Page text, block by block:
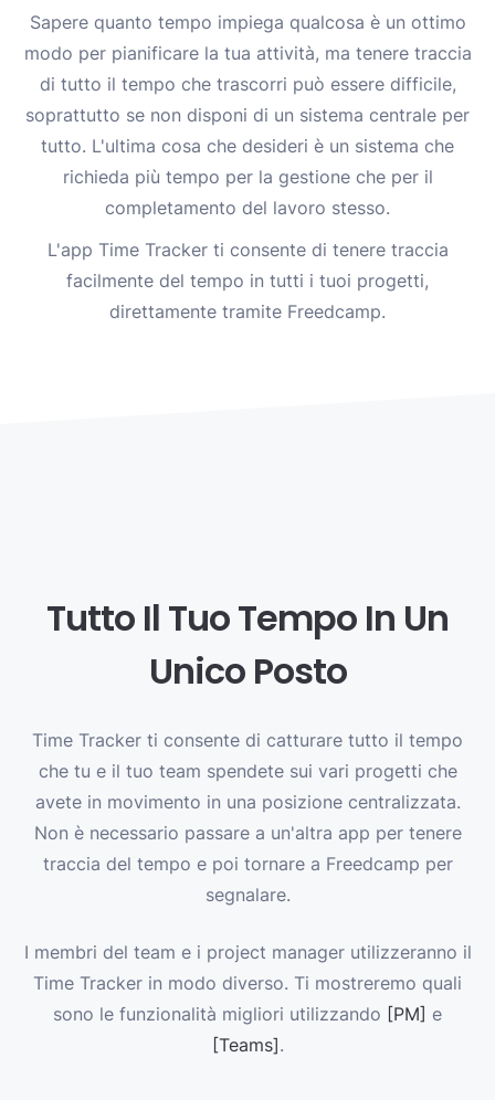
Sapere quanto tempo impiega qualcosa è un ottimo
modo per pianificare la tua attività, ma tenere traccia
di tutto il tempo che trascorri può essere difficile,
soprattutto se non disponi di un sistema centrale per
tutto. L'ultima cosa che desideri è un sistema che
richieda più tempo per la gestione che per il
completamento del lavoro stesso.
L'app Time Tracker ti consente di tenere traccia
facilmente del tempo in tutti i tuoi progetti,
direttamente tramite Freedcamp.
Tutto Il Tuo Tempo In Un
Unico Posto
Time Tracker ti consente di catturare tutto il tempo
che tu e il tuo team spendete sui vari progetti che
avete in movimento in una posizione centralizzata.
Non è necessario passare a un'altra app per tenere
traccia del tempo e poi tornare a Freedcamp per
segnalare.
I membri del team e i project manager utilizzeranno il
Time Tracker in modo diverso. Ti mostreremo quali
sono le funzionalità migliori utilizzando [PM] e
[Teams].